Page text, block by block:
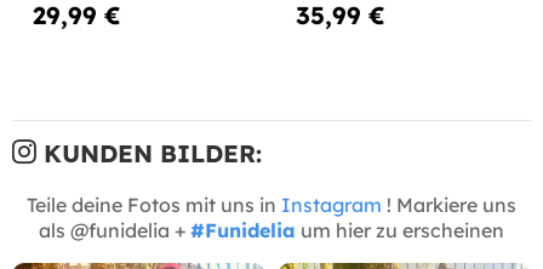
29,99 € 35,99 €
KUNDEN BILDER:
Teile deine Fotos mit uns in Instagram ! Markiere uns
als @funidelia + #Funidelia um hier zu erscheinen